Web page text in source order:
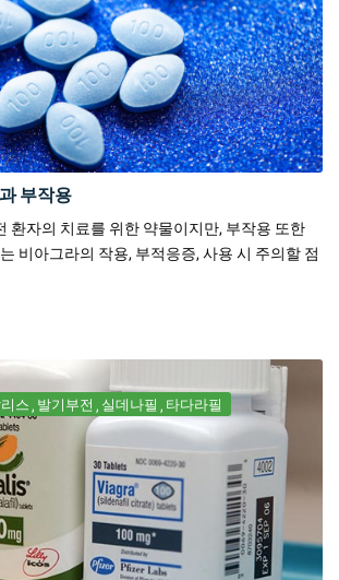
부작용
환자의 치료를 위한 약물이지만, 부작용 또한
비아그라의 작용, 부적응증, 사용 시 주의할 점
스 발기부전 실데나필 타다라필